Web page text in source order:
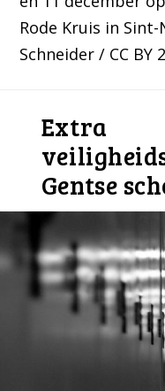
Rode Kruis in
Schneider / CC BY
Extra
Gentse